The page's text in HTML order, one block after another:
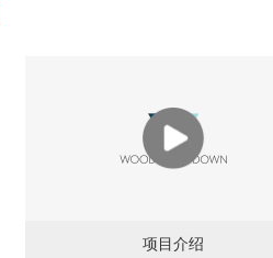
项目介绍